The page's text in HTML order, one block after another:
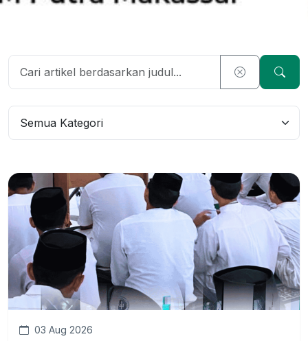
03 Aug 2026